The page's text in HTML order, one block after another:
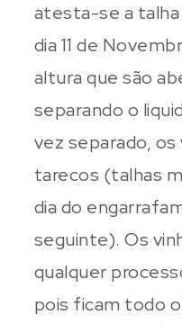
atesta-se a
dia 11 de
altura que são
separando o
vez separado,
tarecos (talhas
dia do
seguinte). Os
qualquer
pois ficam todo